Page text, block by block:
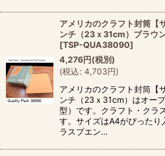
アメリカのクラフト封筒【
ンチ（23ｘ31cm）ブラウ
[TSP-QUA38090]
4,276円(税別)
(税込: 4,703円)
アメリカのクラフト封筒【
ンチ（23ｘ31cm）はオー
型）です。クラフト・クラ
す。サイズはA4がぴった
ラスプエン…